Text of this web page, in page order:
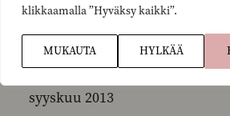
klikkaamalla ”Hyväksy kaikki”.
MUKAUTA HYLKÄÄ
joulukuu 2013
marraskuu 2013
lokakuu 2013
syyskuu 2013